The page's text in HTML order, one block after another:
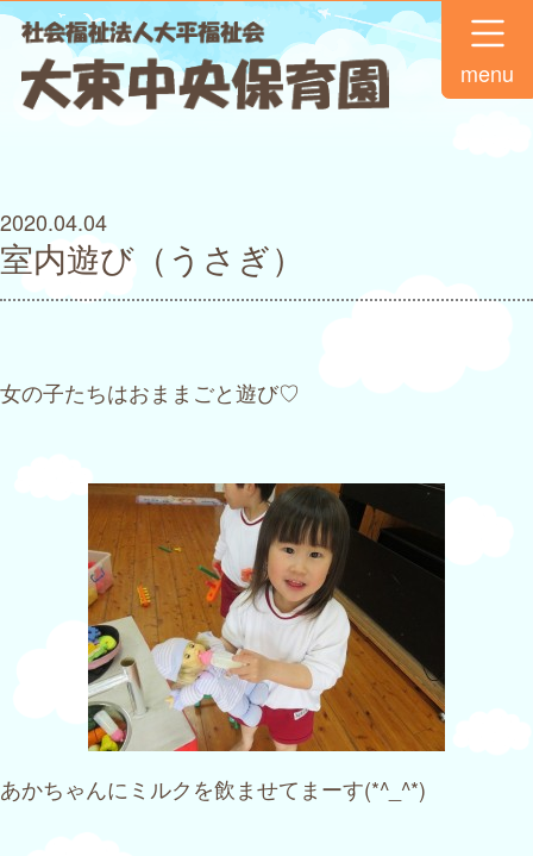
menu
室内遊び（うさぎ）
2020.04.04
女の子たちはおままごと遊び♡
あかちゃんにミルクを飲ませてまーす(*^_^*)